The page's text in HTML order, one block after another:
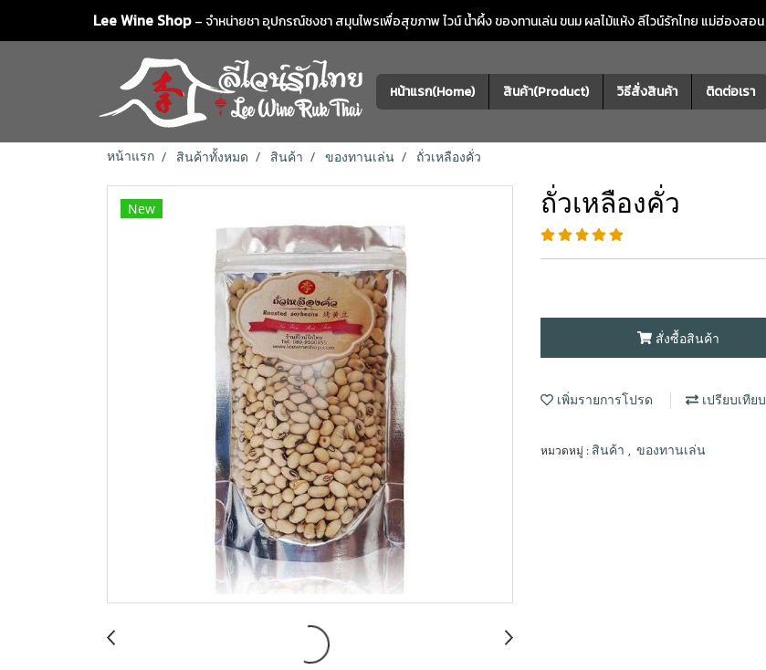
Lee Wine Shop– จำหน่ายชา อุปกรณ์ชงชา สมุนไพรเพื่อสุขภาพ ไวน์ น้ำผึ้ง ของทานเล่น ขนม ผลไม้แห้งลีไวน์รักไทย แม่ฮ่องสอน
หน้าแรก(Home) สินค้า(Product) วิธีสั่งสินค้า ติดต่อเรา
หน้าแรก สินค้าทั้งหมด สินค้า ของทานเล่น ถั่วเหลืองคั่ว
New ถั่วเหลืองคั่ว
สั่งซื้อสินค้า
เพิ่มรายการโปรด เปรียบเทียบ
หมวดหมู่ : สินค้า , ของทานเล่น